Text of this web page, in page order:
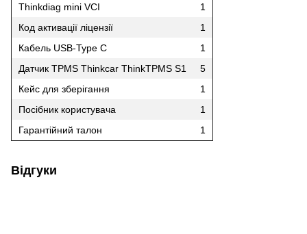
Thinkdiag mini VCI
1
Код активації ліцензії
1
Кабель USB-Type C
1
Датчик TPMS Thinkcar ThinkTPMS S1
5
Кейс для зберігання
1
Посібник користувача
1
Гарантійний талон
1
Відгуки